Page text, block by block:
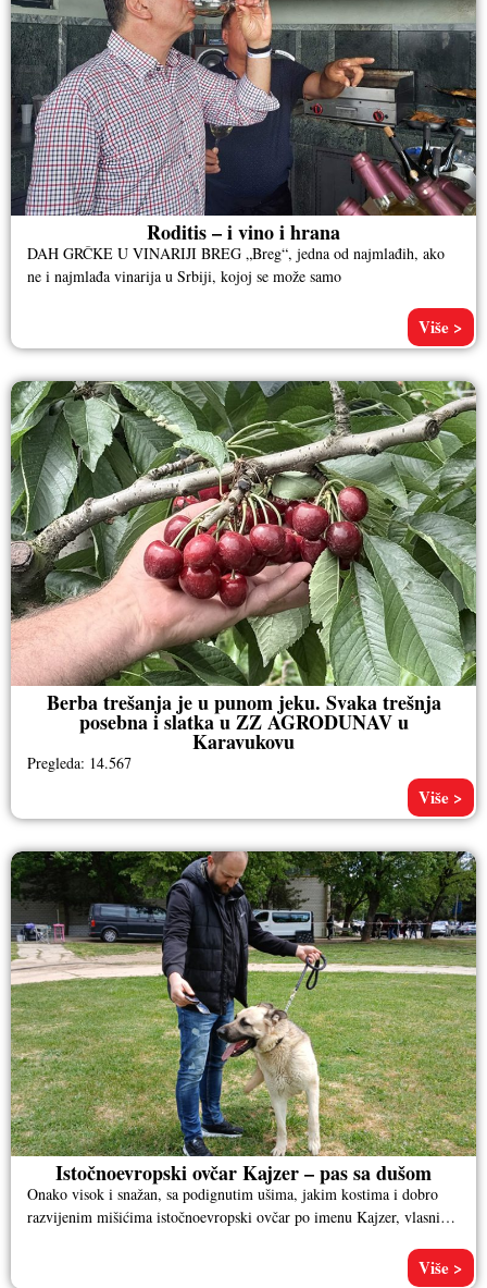
Roditis – i vino i hrana
DAH GRČKE U VINARIJI BREG „Breg“, jedna od najmlađih, ako
ne i najmlađa vinarija u Srbiji, kojoj se može samo
Više >
Berba trešanja je u punom jeku. Svaka trešnja
posebna i slatka u ZZ AGRODUNAV u
Karavukovu
Pregleda: 14.567
Više >
Istočnoevropski ovčar Kajzer – pas sa dušom
Onako visok i snažan, sa podignutim ušima, jakim kostima i dobro
razvijenim mišićima istočnoevropski ovčar po imenu Kajzer, vlasnika
Više >